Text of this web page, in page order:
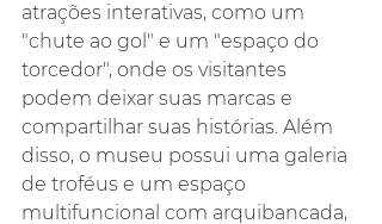
atrações interativas, como um
"chute ao gol" e um "espaço do
torcedor", onde os visitantes
podem deixar suas marcas e
compartilhar suas histórias. Além
disso, o museu possui uma galeria
de troféus e um espaço
multifuncional com arquibancada,